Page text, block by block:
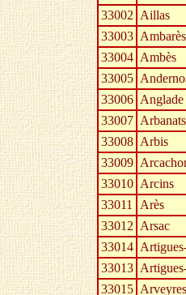
33002 Aillas
33003
33004 Ambès
33005
33006 Anglade
33007 Arbanats
33008 Arbis
33009
33010 Arcins
33011 Arès
33012 Arsac
33014
33013
33015 Arveyres